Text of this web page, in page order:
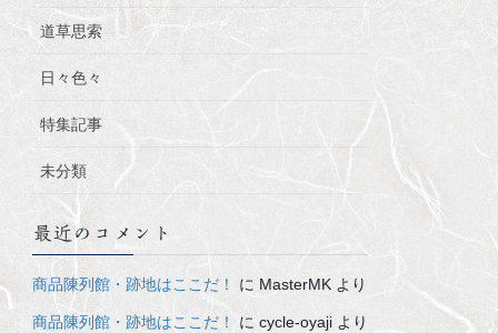
道草思索
日々色々
特集記事
未分類
最近のコメント
商品陳列館・跡地はここだ！ に MasterMK より
商品陳列館・跡地はここだ！にcycle-oyaji より